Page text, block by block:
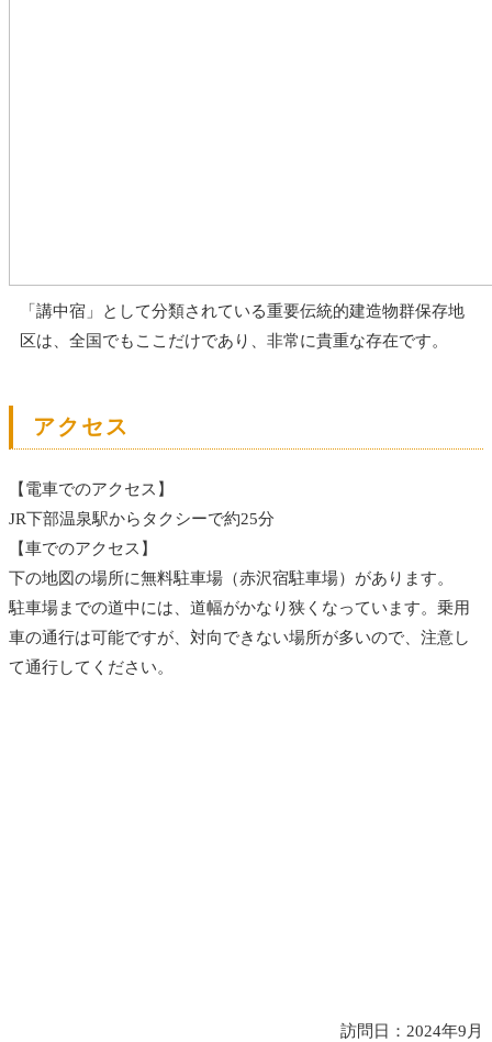
「講中宿」として分類されている重要伝統的建造物群保存地
区は、全国でもここだけであり、非常に貴重な存在です。
アクセス
【電車でのアクセス】
JR下部温泉駅からタクシーで約25分
【車でのアクセス】
下の地図の場所に無料駐車場（赤沢宿駐車場）があります。
駐車場までの道中には、道幅がかなり狭くなっています。乗用
車の通行は可能ですが、対向できない場所が多いので、注意し
て通行してください。
訪問日：2024年9月